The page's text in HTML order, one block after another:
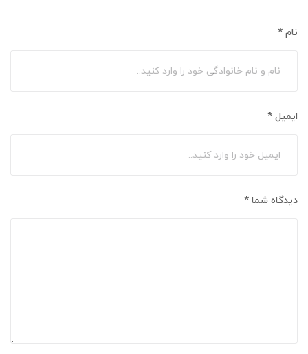
نام *
ایمیل *
دیدگاه شما *